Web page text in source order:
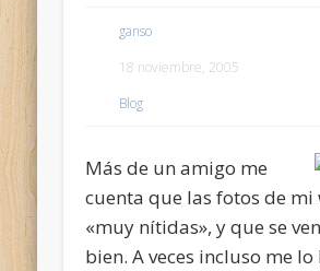
ganso
18 noviembre, 2005
Blog
Más de un amigo me
cuenta que las fotos de mi
«muy nítidas», y que se
bien. A veces incluso me